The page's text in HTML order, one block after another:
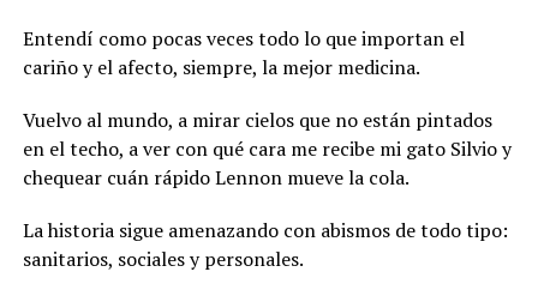
Entendí como pocas veces todo lo que importan el
cariño y el afecto, siempre, la mejor medicina.
Vuelvo al mundo, a mirar cielos que no están pintados
en el techo, a ver con qué cara me recibe mi gato Silvio y
chequear cuán rápido Lennon mueve la cola.
La historia sigue amenazando con abismos de todo tipo:
sanitarios, sociales y personales.